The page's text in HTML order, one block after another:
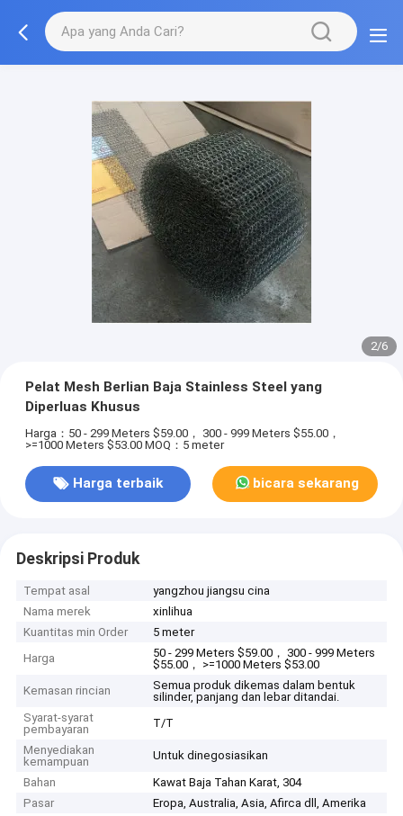
2/6
Pelat Mesh Berlian Baja Stainless Steel yang
Diperluas Khusus
Harga：50 - 299 Meters $59.00， 300 - 999 Meters $55.00，
>=1000 Meters $53.00 MOQ：5 meter
Harga terbaik bicara sekarang
Deskripsi Produk
Tempat asal
yangzhou jiangsu cina
Nama merek
xinlihua
Kuantitas min Order
5 meter
Harga
50 - 299 Meters $59.00， 300 - 999 Meters
$55.00， >=1000 Meters $53.00
Kemasan rincian
Semua produk dikemas dalam bentuk
silinder, panjang dan lebar ditandai.
Syarat-syarat
pembayaran
T/T
Menyediakan
kemampuan
Untuk dinegosiasikan
Bahan
Kawat Baja Tahan Karat, 304
Pasar
Eropa, Australia, Asia, Afirca dll, Amerika